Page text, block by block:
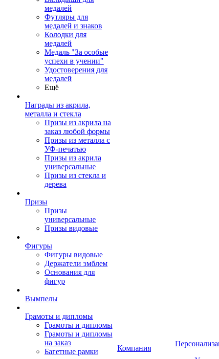
медалей
Футляры для
медалей и знаков
Колодки для
медалей
Медаль "За особые
успехи в учении"
Удостоверения для
медалей
Ещё
Награды из акрила,
металла и стекла
Призы из акрила на
заказ любой формы
Призы из металла с
УФ-печатью
Призы из акрила
универсальные
Призы из стекла и
дерева
Призы
Призы
универсальные
Призы видовые
Фигуры
Фигуры видовые
Держатели эмблем
Основания для
фигур
Вымпелы
Грамоты и дипломы
Грамоты и дипломы
Грамоты и дипломы
на заказ
Багетные рамки
Компания